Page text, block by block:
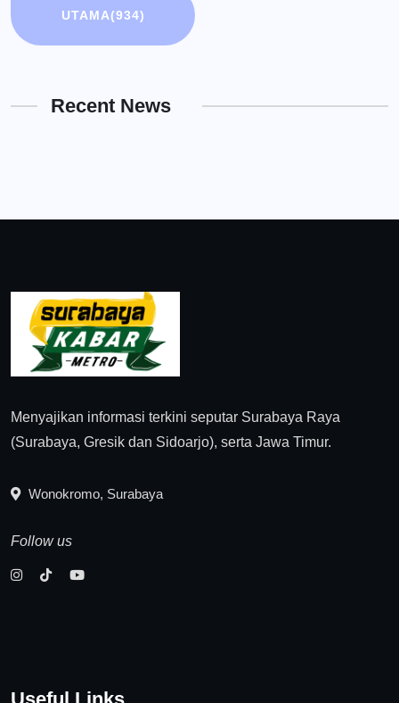
UTAMA(934)
Recent News
Menyajikan informasi terkini seputar Surabaya Raya
(Surabaya, Gresik dan Sidoarjo), serta Jawa Timur.
Wonokromo, Surabaya
Follow us